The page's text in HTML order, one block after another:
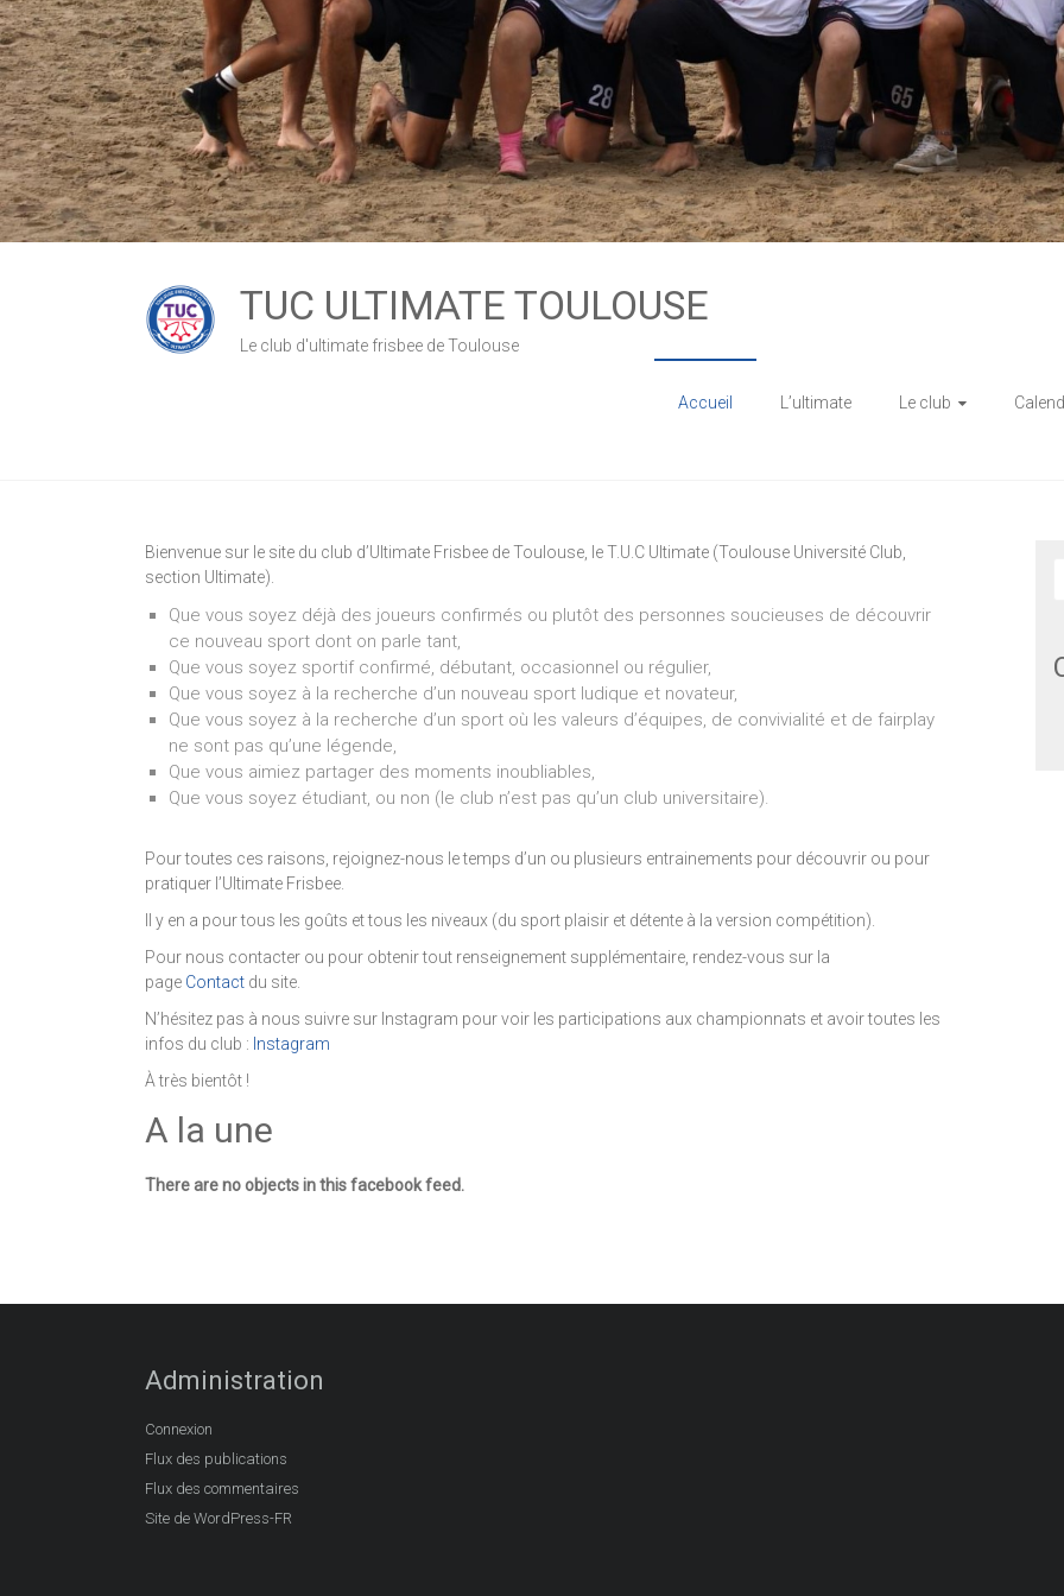
TUC ULTIMATE TOULOUSE
Le club d'ultimate frisbee de Toulouse
Accueil L’ultimate Le club
Bienvenue sur le site du club d’Ultimate Frisbee de Toulouse, le T.U.C Ultimate (Toulouse Université Club,
section Ultimate).
Que vous soyez déjà des joueurs confirmés ou plutôt des personnes soucieuses de découvrir
ce nouveau sport dont on parle tant,
Que vous soyez sportif confirmé, débutant, occasionnel ou régulier,
Que vous soyez à la recherche d’un nouveau sport ludique et novateur,
Que vous soyez à la recherche d’un sport où les valeurs d’équipes, de convivialité et de fairplay
ne sont pas qu’une légende,
Que vous aimiez partager des moments inoubliables,
Que vous soyez étudiant, ou non (le club n’est pas qu’un club universitaire).
Pour toutes ces raisons, rejoignez-nous le temps d’un ou plusieurs entrainements pour découvrir ou pour
pratiquer l’Ultimate Frisbee.
Il y en a pour tous les goûts et tous les niveaux (du sport plaisir et détente à la version compétition).
Pour nous contacter ou pour obtenir tout renseignement supplémentaire, rendez-vous sur la
page Contact du site.
N’hésitez pas à nous suivre sur Instagram pour voir les participations aux championnats et avoir toutes les
infos du club : Instagram
À très bientôt !
A la une
There are no objects in this facebook feed.
Administration
Connexion
Flux des publications
Flux des commentaires
Site de WordPress-FR